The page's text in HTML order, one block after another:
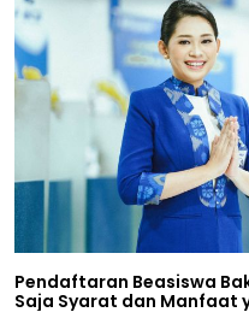
Pendaftaran Beasiswa
Saja Syarat dan Manfaat